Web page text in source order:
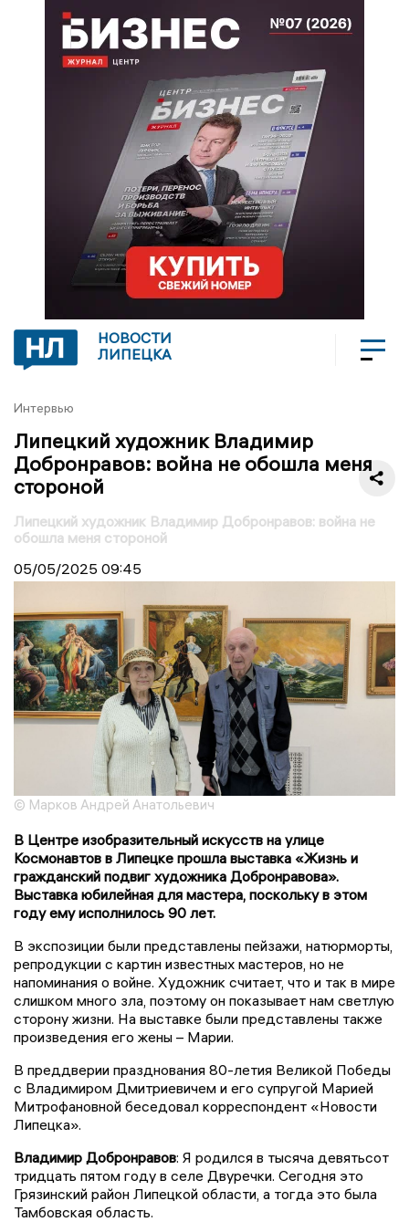
НОВОСТИ
ЛИПЕЦКА
Интервью
Липецкий художник Владимир
Добронравов: война не обошла меня
стороной
Липецкий художник Владимир Добронравов: война не
обошла меня стороной
05/05/2025 09:45
© Марков Андрей Анатольевич
В Центре изобразительный искусств на улице
Космонавтов в Липецке прошла выставка «Жизнь и
гражданский подвиг художника Добронравова».
Выставка юбилейная для мастера, поскольку в этом
году ему исполнилось 90 лет.
В экспозиции были представлены пейзажи, натюрморты,
репродукции с картин известных мастеров, но не
напоминания о войне. Художник считает, что и так в мире
слишком много зла, поэтому он показывает нам светлую
сторону жизни. На выставке были представлены также
произведения его жены – Марии.
В преддверии празднования 80-летия Великой Победы
с Владимиром Дмитриевичем и его супругой Марией
Митрофановной беседовал корреспондент «Новости
Липецка».
Владимир Добронравов: Я родился в тысяча девятьсот
тридцать пятом году в селе Двуречки. Сегодня это
Грязинский район Липецкой области, а тогда это была
Тамбовская область.